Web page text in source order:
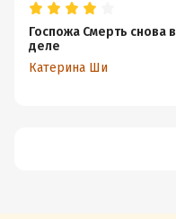
Госпожа Смерть снова в
деле
Катерина Ши